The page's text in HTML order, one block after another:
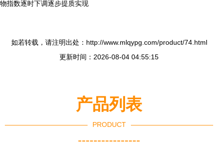
物指数逐时下调逐步提质实现
如若转载，请注明出处：http://www.mlqypg.com/product/74.html
更新时间：2026-08-04 04:55:15
产品列表
PRODUCT
----------------